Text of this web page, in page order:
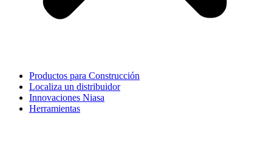
Productos para Construcción
Localiza un distribuidor
Innovaciones Niasa
Herramientas